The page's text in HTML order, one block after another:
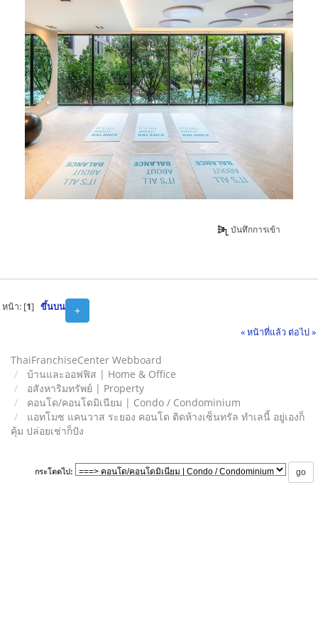
บันทึกการเข้า
+
หน้า: [1] ขึ้นบน
« หน้าที่แล้ว ต่อไป »
ThaiFranchiseCenter Webboard
บ้านและออฟฟิส | Home & Office
อสังหาริมทรัพย์ | Property
คอนโด/คอนโดมิเนียม | Condo / Condominium
แอทโมซ แคนวาส ระยอง คอนโด ติดห้างเซ็นทรัล ทำเลนี้ อยู่เองก็
คุ้ม ปล่อยเช่าก็ปัง
กระโดดไป: